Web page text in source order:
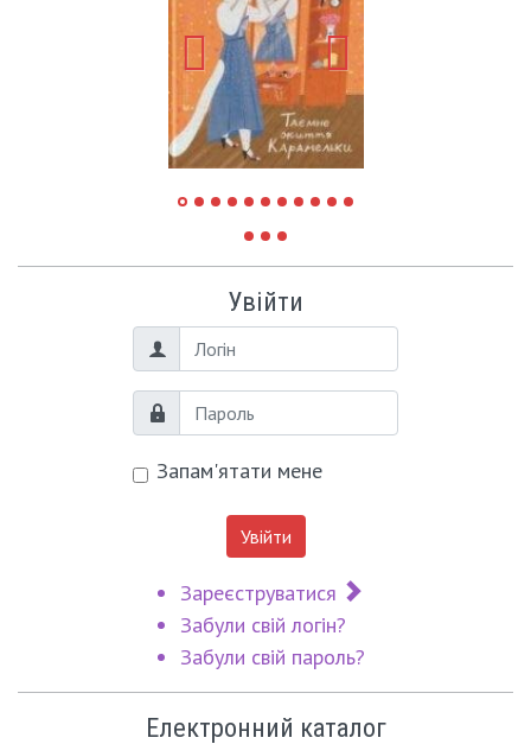
Увійти
Логін
Пароль
Запам'ятати мене
Увійти
Зареєструватися
Забули свій логін?
Забули свій пароль?
Електронний каталог